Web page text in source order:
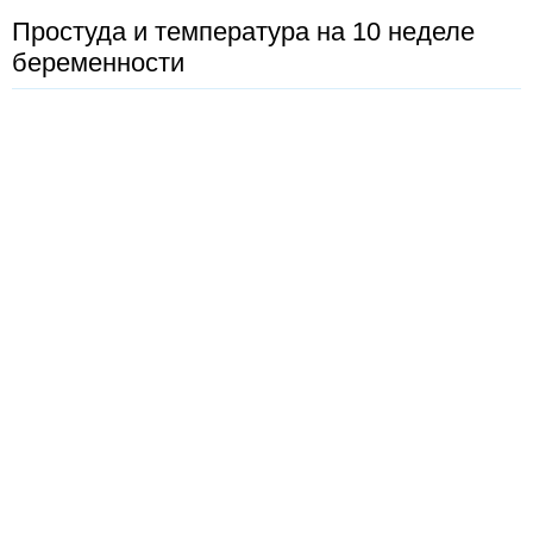
Простуда и температура на 10 неделе
беременности